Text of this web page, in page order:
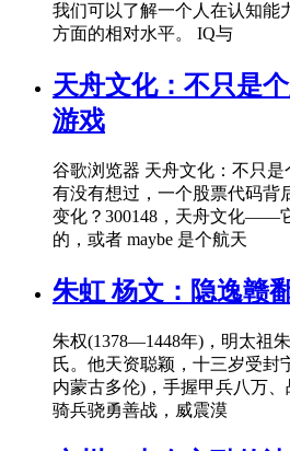
我们可以了解一个人在认知能
方面的相对水平。 IQ与
天舟文化：不只是
游戏
谷歌浏览器 天舟文化：不只
有没有想过，一个股票代码背
变化？300148，天舟文化——
的，或者 maybe 是个航天
朱虹 杨文：隐逸
朱权(1378—1448年)，明太祖
氏。他天资聪颖，十三岁受封
内蒙古多伦)，手握甲兵八万
骑兵骁勇善战，威震漠